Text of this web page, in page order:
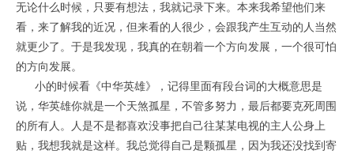
无论什么时候，只要有想法，我就记录下来。本来我希望他们来
看，来了解我的近况，但来看的人很少，会跟我产生互动的人当然
就更少了。于是我发现，我真的在朝着一个方向发展，一个很可怕
的方向发展。
小的时候看《中华英雄》，记得里面有段台词的大概意思是
说，华英雄你就是一个天煞孤星，不管多努力，最后都要克死周围
的所有人。人是不是都喜欢没事把自己往某某电视的主人公身上
贴，我想我就是这样。我总觉得自己是颗孤星，因为我还没找到寄